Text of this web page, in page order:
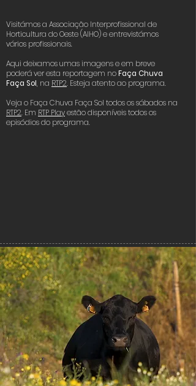
Visitámos a Associação Interprofissional de
Horticultura do Oeste (AIHO) e entrevistámos
vários profissionais.
Aqui deixamos umas imagens e em breve
poderá ver esta reportagem noFaça Chuva
Faça Sol, na RTP2. Esteja atento ao programa.
Veja o Faça Chuva Faça Sol todos os sábados na
RTP2. Em RTP Playestão disponíveis todos os
episódios do programa.